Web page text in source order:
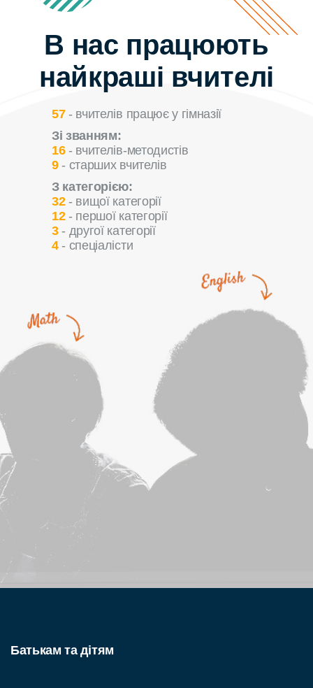
В нас працюють
найкраші вчителі
57- вчителів працює у гімназії
Зі званням:
16- вчителів-методистів
9- старших вчителів
З категорією:
32- вищої категорії
12- першої категорії
3- другої категорії
4- спеціалісти
Батькам та дітям